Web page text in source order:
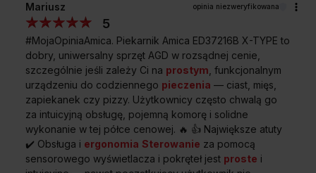
Elegancki wygląd i ułatwienie przy czyszczeniu frontu
kuchni.
Oświetlenie halogenowe górne
Nie musisz już otwierać drzwi piekarnika,
by kontrolować stan przygotowania potrawy –
wszystko widzisz przez szybę.
Rozwiń wszystkie
Sprawdź wymiary piekarnika
ED37216B X-TYPE
Mariusz opinia niezweryfikowana
5
#MojaOpiniaAmica. Piekarnik Amica ED37216B X-TYPE to
dobry, uniwersalny sprzęt AGD w rozsądnej cenie,
szczególnie jeśli zależy Ci na prostym, funkcjonalnym
urządzeniu do codziennego pieczenia — ciast, mięs,
zapiekanek czy pizzy. Użytkownicy często chwalą go
za intuicyjną obsługę, pojemną komorę i solidne
wykonanie w tej półce cenowej. 🔥 👍 Największe atuty
✔️ Obsługa i ergonomia Sterowanie za pomocą
sensorowego wyświetlacza i pokręteł jest proste i